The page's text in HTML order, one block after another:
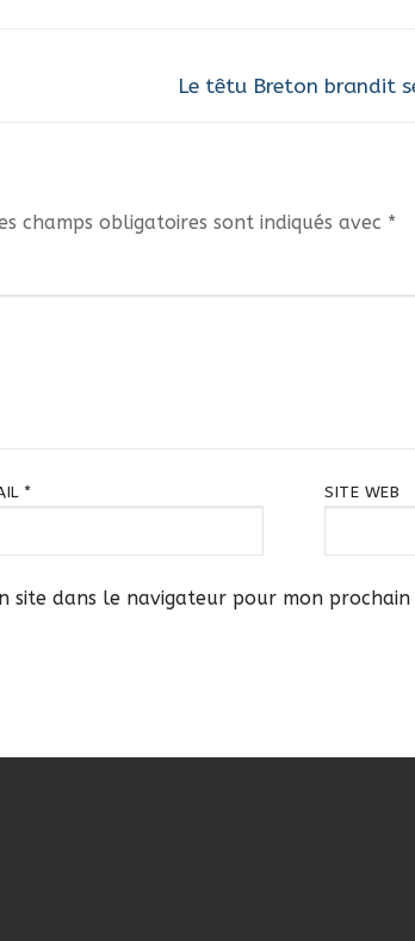
Next
Le têtu Breton brandit
champs obligatoires sont indiqués avec *
* SITE WEB
site dans le navigateur pour mon prochain